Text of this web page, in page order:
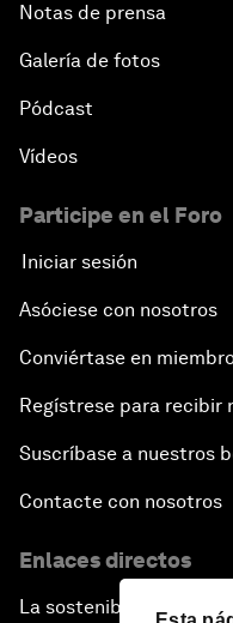
Notas de prensa
Galería de fotos
Pódcast
Vídeos
Participe en el Foro
Iniciar sesión
Asóciese con nosotros
Conviértase en
Regístrese para recibir
Suscríbase a nuestros
Contacte con nosotros
Enlaces directos
La sostenibilidad en el